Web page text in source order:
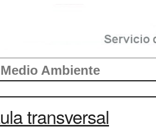
Ambiente
transversal